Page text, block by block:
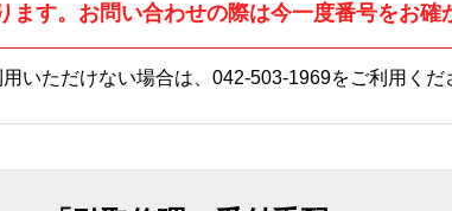
ます。お問い合わせの際は今一度番号をお確
いただけない場合は、 042-503-1969をご利用くだ